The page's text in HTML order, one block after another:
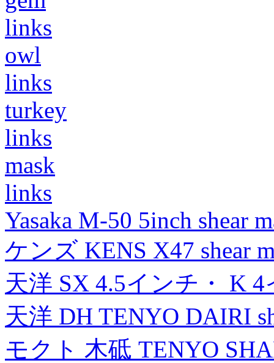
links
owl
links
turkey
links
mask
links
Yasaka M-50 5inch shear
ケンズ KENS X47 shear
天洋 SX 4.5インチ・ K
天洋 DH TENYO DAIRI
モクト 木砥 TENYO